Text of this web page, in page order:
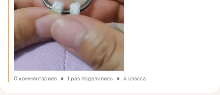
0 комментариев 1 раз поделились 4 класса